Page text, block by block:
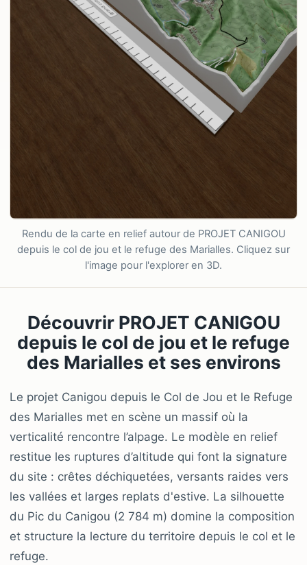
Rendu de la carte en relief autour de PROJET CANIGOU
depuis le col de jou et le refuge des Marialles. Cliquez sur
l'image pour l'explorer en 3D.
Découvrir PROJET CANIGOU
depuis le col de jou et le refuge
des Marialles et ses environs
Le projet Canigou depuis le Col de Jou et le Refuge
des Marialles met en scène un massif où la
verticalité rencontre l’alpage. Le modèle en relief
restitue les ruptures d’altitude qui font la signature
du site : crêtes déchiquetées, versants raides vers
les vallées et larges replats d'estive. La silhouette
du Pic du Canigou (2 784 m) domine la composition
et structure la lecture du territoire depuis le col et le
refuge.